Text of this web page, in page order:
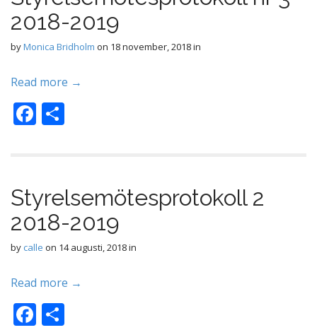
o
k
2018-2019
byMonica Bridholm on 18 november, 2018in
Read more →
F
o
o
k
Styrelsemötesprotokoll 2
2018-2019
by calle on 14 augusti, 2018in
Read more →
F